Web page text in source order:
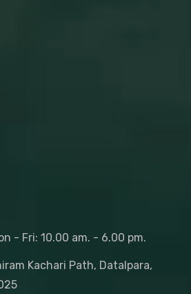
- Fri: 10.00 am. - 6.00 pm.
Kachari Path, Datalpara,